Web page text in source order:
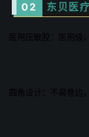
0 2 东贝医
医用压敏胶：医用级
圆角设计：不易卷边